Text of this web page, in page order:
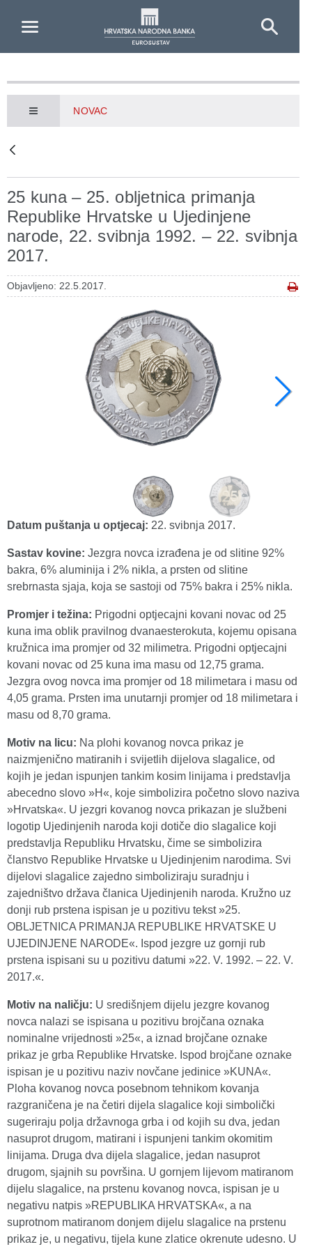
NOVAC
25 kuna – 25. obljetnica primanja
Republike Hrvatske u Ujedinjene
narode, 22. svibnja 1992. – 22. svibnja
2017.
Objavljeno: 22.5.2017.
Datum puštanja u optjecaj: 22. svibnja 2017.
Sastav kovine: Jezgra novca izrađena je od slitine 92%
bakra, 6% aluminija i 2% nikla, a prsten od slitine
srebrnasta sjaja, koja se sastoji od 75% bakra i 25% nikla.
Promjer i težina: Prigodni optjecajni kovani novac od 25
kuna ima oblik pravilnog dvanaesterokuta, kojemu opisana
kružnica ima promjer od 32 milimetra. Prigodni optjecajni
kovani novac od 25 kuna ima masu od 12,75 grama.
Jezgra ovog novca ima promjer od 18 milimetara i masu od
4,05 grama. Prsten ima unutarnji promjer od 18 milimetara i
masu od 8,70 grama.
Motiv na licu: Na plohi kovanog novca prikaz je
naizmjenično matiranih i svijetlih dijelova slagalice, od
kojih je jedan ispunjen tankim kosim linijama i predstavlja
abecedno slovo »H«, koje simbolizira početno slovo naziva
»Hrvatska«. U jezgri kovanog novca prikazan je službeni
logotip Ujedinjenih naroda koji dotiče dio slagalice koji
predstavlja Republiku Hrvatsku, čime se simbolizira
članstvo Republike Hrvatske u Ujedinjenim narodima. Svi
dijelovi slagalice zajedno simboliziraju suradnju i
zajedništvo država članica Ujedinjenih naroda. Kružno uz
donji rub prstena ispisan je u pozitivu tekst »25.
OBLJETNICA PRIMANJA REPUBLIKE HRVATSKE U
UJEDINJENE NARODE«. Ispod jezgre uz gornji rub
prstena ispisani su u pozitivu datumi »22. V. 1992. – 22. V.
2017.«.
Motiv na naličju: U središnjem dijelu jezgre kovanog
novca nalazi se ispisana u pozitivu brojčana oznaka
nominalne vrijednosti »25«, a iznad brojčane oznake
prikaz je grba Republike Hrvatske. Ispod brojčane oznake
ispisan je u pozitivu naziv novčane jedinice »KUNA«.
Ploha kovanog novca posebnom tehnikom kovanja
razgraničena je na četiri dijela slagalice koji simbolički
sugeriraju polja državnoga grba i od kojih su dva, jedan
nasuprot drugom, matirani i ispunjeni tankim okomitim
linijama. Druga dva dijela slagalice, jedan nasuprot
drugom, sjajnih su površina. U gornjem lijevom matiranom
dijelu slagalice, na prstenu kovanog novca, ispisan je u
negativu natpis »REPUBLIKA HRVATSKA«, a na
suprotnom matiranom donjem dijelu slagalice na prstenu
prikaz je, u negativu, tijela kune zlatice okrenute udesno. U